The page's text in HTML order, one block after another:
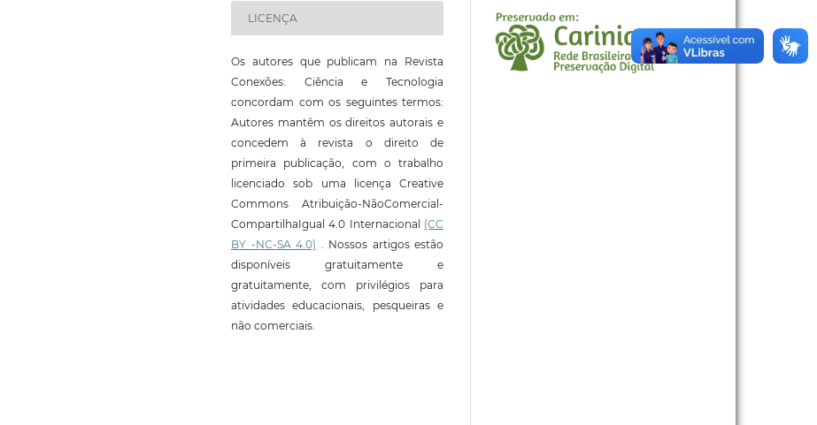
LICENÇA
Os autores que publicam na Revista
Conexões: Ciência e Tecnologia
concordam com os seguintes termos:
Autores mantêm os direitos autorais e
concedem à revista o direito de
primeira publicação, com o trabalho
licenciado sob uma licença Creative
Commons Atribuição-NãoComercial-
CompartilhaIgual 4.0 Internacional (CC
BY -NC-SA 4.0) . Nossos artigos estão
disponíveis gratuitamente e
gratuitamente, com privilégios para
atividades educacionais, pesqueiras e
não comerciais.